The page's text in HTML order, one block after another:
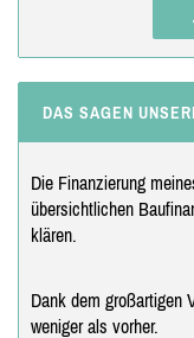
DAS SAGEN
Die Finanzierung
übersichtlichen
klären.
Dank dem großartigen
weniger als vorher.